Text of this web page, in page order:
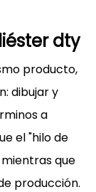
dty
producto,
dibujar y
a
el "hilo de
que
producción.